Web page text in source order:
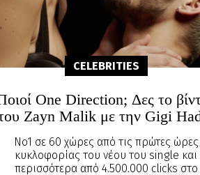
CELEBRITIES
One Direction; Δες το
Zayn Malik με την Gigi
No1 σε 60 χώρες από τις πρώτες ώρες
κυκλοφορίας του νέου του single και
περισσότερα από 4.500.000 clicks στο